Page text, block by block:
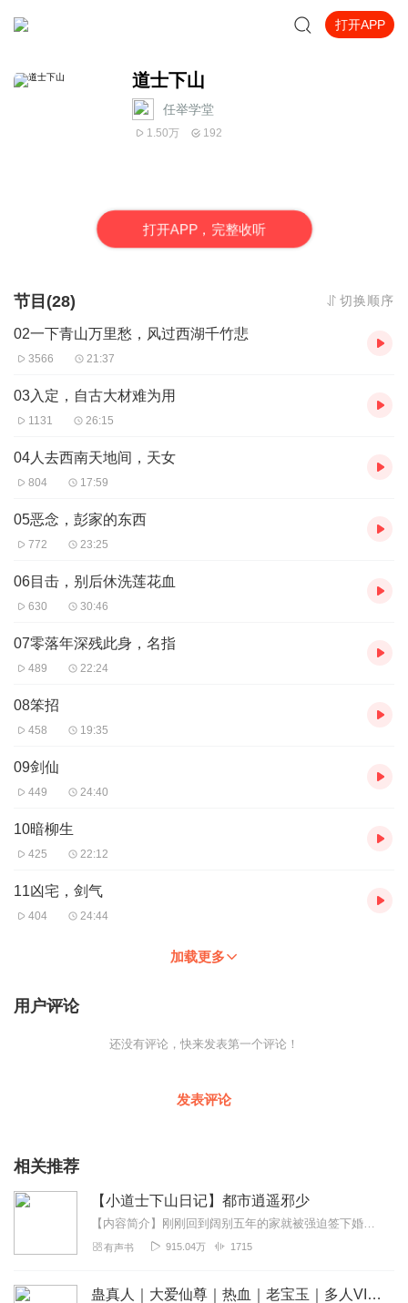
打开APP
道士下山
任举学堂
1.50万 192
打开APP，完整收听
节目(28) 切换顺序
02一下青山万里愁，风过西湖千竹悲
3566 21:37
03入定，自古大材难为用
1131 26:15
04人去西南天地间，天女
804 17:59
05恶念，彭家的东西
772 23:25
06目击，别后休洗莲花血
630 30:46
07零落年深残此身，名指
489 22:24
08笨招
458 19:35
09剑仙
449 24:40
10暗柳生
425 22:12
11凶宅，剑气
404 24:44
加载更多
用户评论
还没有评论，快来发表第一个评论！
发表评论
相关推荐
【小道士下山日记】都市逍遥邪少
【内容简介】刚刚回到阔别五年的家就被强迫签下婚约，就这么莫名其妙有了未婚妻，更莫名其妙的是还是仇家的女儿。方河，学艺五年归来，早已经不是那个可以任人摆布的废物少...
有声书 915.04万 1715
蛊真人｜大爱仙尊｜热血｜老宝玉｜多人VIP免费有声剧